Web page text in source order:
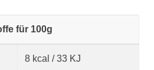
für 100g
8 kcal / 33 KJ